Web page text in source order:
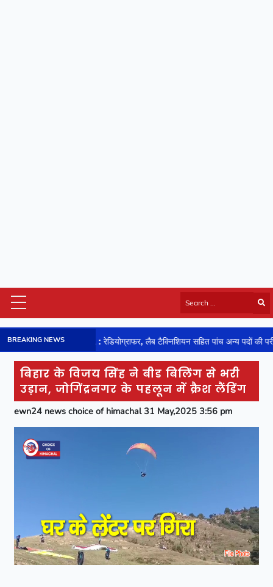
Himachal Latest
HP Board Results
National
Video
Viral News
Photos
Sports
Entertainment
BREAKING NEWS
: रेडियोग्राफर, लैब टैक्निशियन सहित पांच अन्य पदों की परीक्षाओं की तिथियां घोषित
बिहार के विजय सिंह ने बीड बिलिंग से भरी
उड़ान, जोगिंद्रनगर के पहलून में क्रैश लैंडिंग
ewn24 news choice of himachal 31 May,2025 3:56 pm